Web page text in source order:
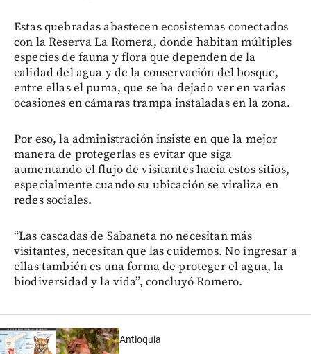
Estas quebradas abastecen ecosistemas conectados
con la Reserva La Romera, donde habitan múltiples
especies de fauna y flora que dependen de la
calidad del agua y de la conservación del bosque,
entre ellas el puma, que se ha dejado ver en varias
ocasiones en cámaras trampa instaladas en la zona.
Por eso, la administración insiste en que la mejor
manera de protegerlas es evitar que siga
aumentando el flujo de visitantes hacia estos sitios,
especialmente cuando su ubicación se viraliza en
redes sociales.
“Las cascadas de Sabaneta no necesitan más
visitantes, necesitan que las cuidemos. No ingresar a
ellas también es una forma de proteger el agua, la
biodiversidad y la vida”, concluyó Romero.
Antioquia